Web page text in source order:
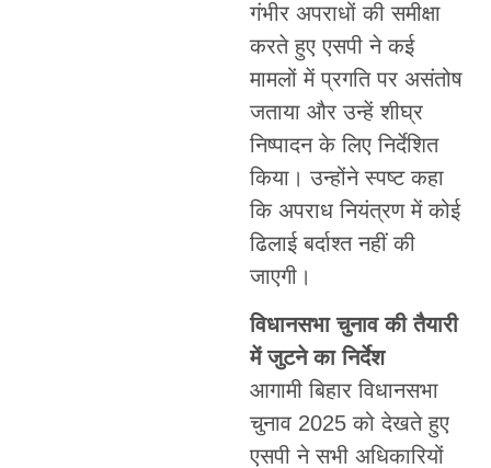
गंभीर अपराधों की समीक्षा
करते हुए एसपी ने कई
मामलों में प्रगति पर असंतोष
जताया और उन्हें शीघ्र
निष्पादन के लिए निर्देशित
किया। उन्होंने स्पष्ट कहा
कि अपराध नियंत्रण में कोई
ढिलाई बर्दाश्त नहीं की
जाएगी।
विधानसभा चुनाव की तैयारी
में जुटने का निर्देश
आगामी बिहार विधानसभा
चुनाव 2025 को देखते हुए
एसपी ने सभी अधिकारियों